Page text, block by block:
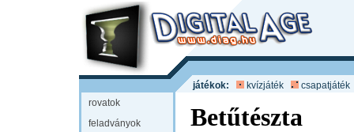
játékok: kvízjáték
csapatjáték
rovatok
feladványok
Betűtészta